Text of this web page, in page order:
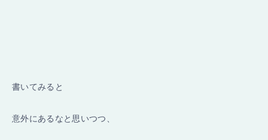
書いてみると
意外にあるなと思いつつ、